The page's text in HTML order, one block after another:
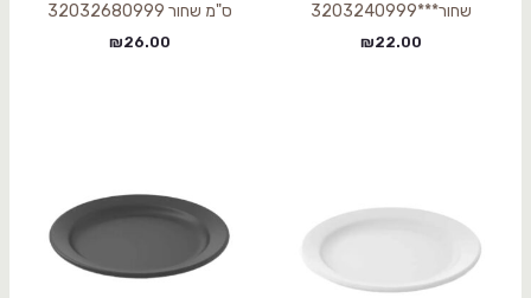
שחור***3203240999
₪22.00
ס"מ שחור 32032680999
₪26.00